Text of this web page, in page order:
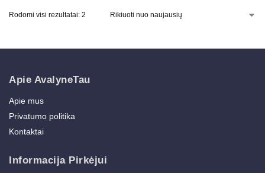
Rodomi visi rezultatai: 2
Apie AvalyneTau
Apie mus
Privatumo politika
Kontaktai
Informacija Pirkėjui